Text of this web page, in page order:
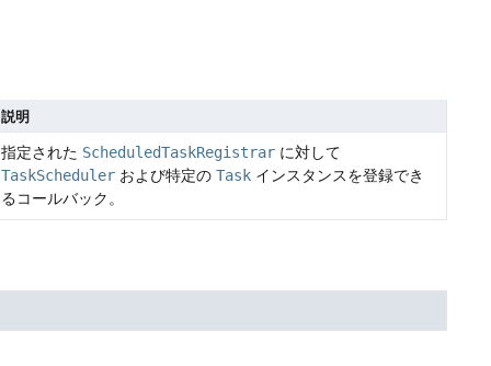
説明
指定された ScheduledTaskRegistrarに対して
TaskSchedulerおよび特定の Taskインスタンスを登録でき
るコールバック。